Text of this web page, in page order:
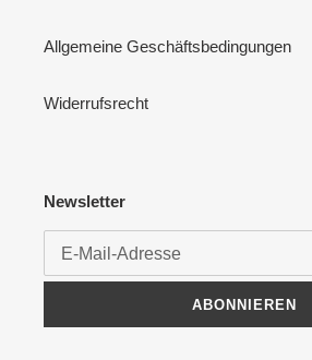
Allgemeine Geschäftsbedingungen
Widerrufsrecht
Newsletter
ABONNIEREN